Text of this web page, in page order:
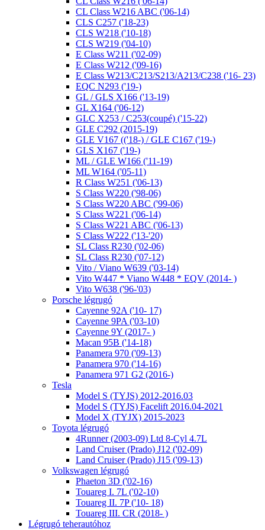
CL Class W216 ABC ('06-14)
CLS C257 ('18-23)
CLS W218 ('10-18)
CLS W219 ('04-10)
E Class W211 ('02-09)
E Class W212 ('09-16)
E Class W213/C213/S213/A213/C238 ('16- 23)
EQC N293 ('19-)
GL / GLS X166 ('13-19)
GL X164 ('06-12)
GLC X253 / C253(coupé) ('15-22)
GLE C292 (2015-19)
GLE V167 (('18-) / GLE C167 ('19-)
GLS X167 ('19-)
ML / GLE W166 ('11-19)
ML W164 ('05-11)
R Class W251 ('06-13)
S Class W220 ('98-06)
S Class W220 ABC ('99-06)
S Class W221 ('06-14)
S Class W221 ABC ('06-13)
S Class W222 ('13-'20)
SL Class R230 ('02-06)
SL Class R230 ('07-12)
Vito / Viano W639 ('03-14)
Vito W447 * Viano W448 * EQV (2014- )
Vito W638 ('96-'03)
Porsche légrugó
Cayenne 92A ('10- 17)
Cayenne 9PA ('03-10)
Cayenne 9Y (2017- )
Macan 95B ('14-18)
Panamera 970 ('09-13)
Panamera 970 ('14-16)
Panamera 971 G2 (2016-)
Tesla
Model S (TYJS) 2012-2016.03
Model S (TYJS) Facelift 2016.04-2021
Model X (TYJX) 2015-2023
Toyota légrugó
4Runner (2003-09) Ltd 8-Cyl 4.7L
Land Cruiser (Prado) J12 ('02-09)
Land Cruiser (Prado) J15 ('09-13)
Volkswagen légrugó
Phaeton 3D ('02-16)
Touareg I. 7L ('02-10)
Touareg II. 7P ('10- 18)
Touareg III. CR (2018- )
Légrugó teherautóhoz